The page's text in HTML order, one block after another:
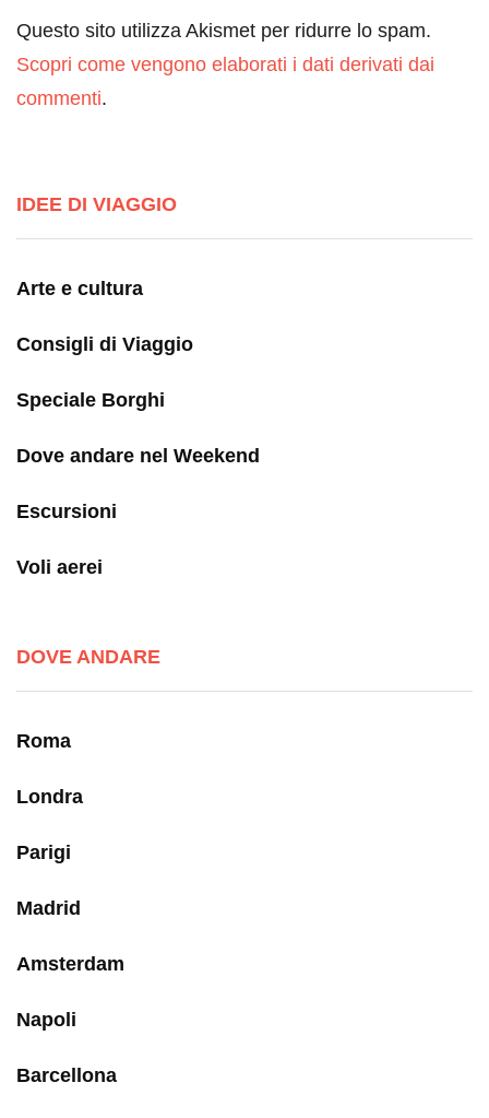
Questo sito utilizza Akismet per ridurre lo spam.
Scopri come vengono elaborati i dati derivati dai
commenti.
IDEE DI VIAGGIO
Arte e cultura
Consigli di Viaggio
Speciale Borghi
Dove andare nel Weekend
Escursioni
Voli aerei
DOVE ANDARE
Roma
Londra
Parigi
Madrid
Amsterdam
Napoli
Barcellona